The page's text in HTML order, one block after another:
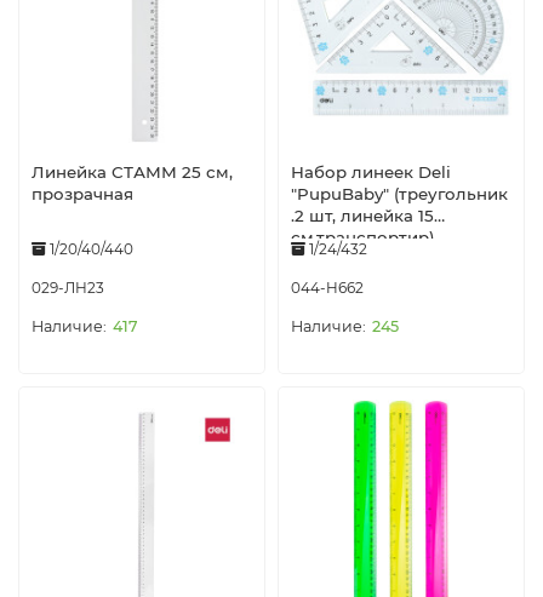
Линейка СТАММ 25 см,
прозрачная
1/20/40/440
029-ЛН23
417
Набор линеек Deli
"PupuBaby" (треугольник
.2 шт, линейка 15
см,транспортир),
прозрачный
1/24/432
044-H662
245